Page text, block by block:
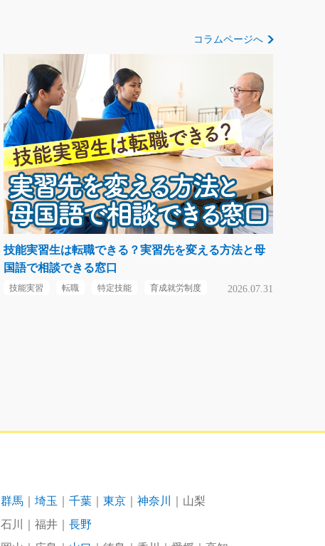
コラムページへ
技能実習生は転職できる？実習先を変える方法と母
国語で相談できる窓口
技能実習 転職 特定技能 育成就労制度 2026.07.31
群馬 埼玉 千葉 東京 神奈川
山梨
石川 福井
長野